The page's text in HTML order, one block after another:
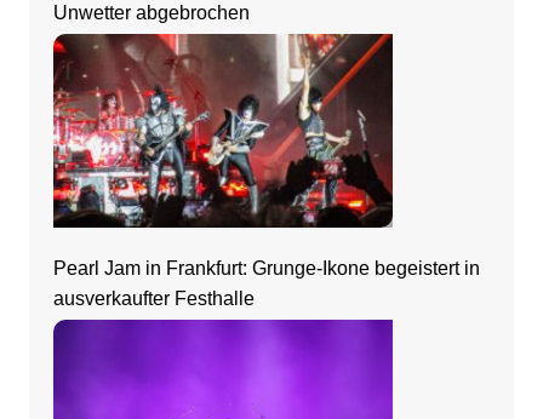
Unwetter abgebrochen
Pearl Jam in Frankfurt: Grunge-Ikone begeistert in
ausverkaufter Festhalle